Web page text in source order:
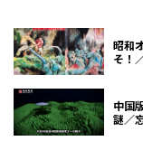
昭和
そ！
中国
謎／